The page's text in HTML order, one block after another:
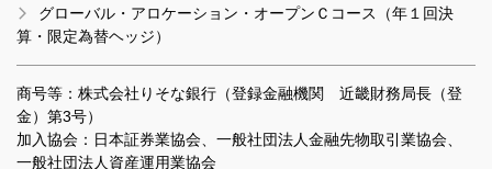
グローバル・アロケーション・オープンＣコース（年１回決
算・限定為替ヘッジ）
商号等：株式会社りそな銀行（登録金融機関 近畿財務局長（登
金）第3号）
加入協会：日本証券業協会、一般社団法人金融先物取引業協会、
一般社団法人資産運用業協会